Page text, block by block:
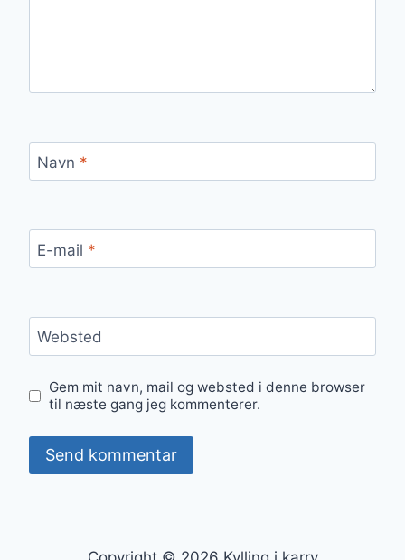
Navn *
E-mail *
Websted
Gem mit navn, mail og websted i denne browser
til næste gang jeg kommenterer.